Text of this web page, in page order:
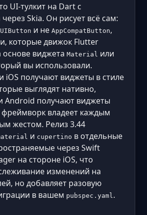
UI-тулкит на Dart с
Skia. Он рисует всё сам:
UIButton и не AppCompatButton,
которые движок Flutter
основе виджета Material или
вы использовали.
iOS получают виджеты в стиле
выглядят нативно,
Android получают виджеты
владеет каждым
жестом. Релиз 3.44
и cupertino в отдельные
через Swift
на стороне iOS, что
изменений на
но добавляет разовую
в вашем pubspec.yaml .